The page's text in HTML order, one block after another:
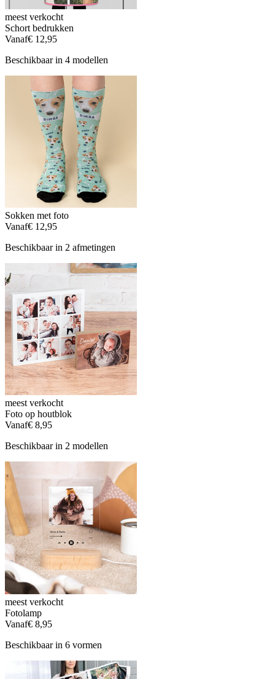
meest verkocht
Schort bedrukken
Vanaf€ 12,95
Beschikbaar in 4 modellen
Sokken met foto
Vanaf€ 12,95
Beschikbaar in 2 afmetingen
meest verkocht
Foto op houtblok
Vanaf€ 8,95
Beschikbaar in 2 modellen
meest verkocht
Fotolamp
Vanaf€ 8,95
Beschikbaar in 6 vormen